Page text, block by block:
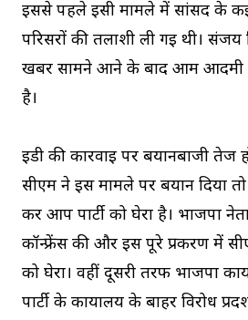
इससे पहले इसी मामले में सांसद के
परिसरों की तलाशी ली गई थी। संजय
खबर सामने आने के बाद आम आदमी
है।
ईडी की कार्रवाई पर बयानबाजी तेज
सीएम ने इस मामले पर बयान दिया
कर आप पार्टी को घेरा है। भाजपा
कॉन्फ्रेंस की और इस पूरे प्रकरण में
को घेरा। वहीं दूसरी तरफ भाजपा
पार्टी के कार्यालय के बाहर विरोध